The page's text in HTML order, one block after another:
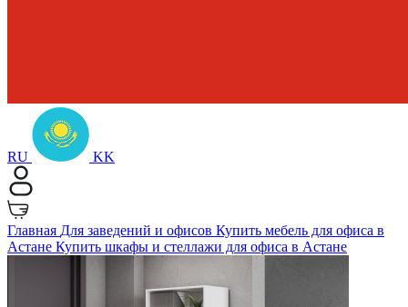
RU KK
Главная Для заведений и офисов Купить мебель для офиса в
Астане Купить шкафы и стеллажи для офиса в Астане